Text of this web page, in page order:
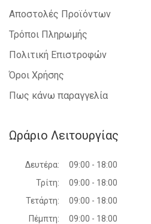
Αποστολές Προϊόντων
Τρόποι Πληρωμής
Πολιτική Επιστροφών
Όροι Χρήσης
Πως κάνω παραγγελία
Ωράριο Λειτουργίας
Δευτέρα:
09:00 - 18:00
Τρίτη:
09:00 - 18:00
Τετάρτη:
09:00 - 18:00
Πέμπτη:
09:00 - 18:00